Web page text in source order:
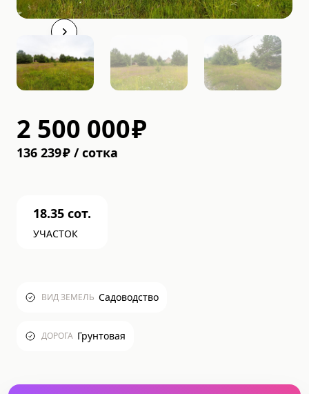
2 500 000₽
136 239₽ /cотка
18.35 сот.
УЧАСТОК
ВИД ЗЕМЕЛЬ Садоводство
ДОРОГА Грунтовая